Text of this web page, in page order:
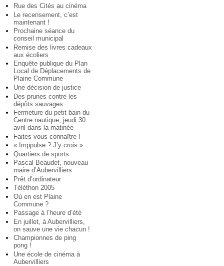
Rue des Cités au cinéma
Le recensement, c’est
maintenant !
Prochaine séance du
conseil municipal
Remise des livres cadeaux
aux écoliers
Enquête publique du Plan
Local de Déplacements de
Plaine Commune
Une décision de justice
Des prunes contre les
dépôts sauvages
Fermeture du petit bain du
Centre nautique, jeudi 30
avril dans la matinée
Faites-vous connaître !
« Imppulse ? J’y crois »
Quartiers de sports
Pascal Beaudet, nouveau
maire d’Aubervilliers
Prêt d’ordinateur
Téléthon 2005
Où en est Plaine
Commune ?
Passage à l’heure d’été
En juillet, à Aubervilliers,
on sauve une vie chacun !
Championnes de ping
pong !
Une école de cinéma à
Aubervilliers